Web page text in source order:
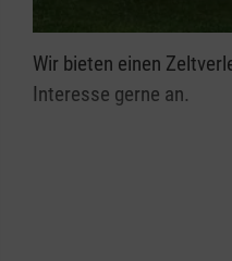
Wir bieten einen
Interesse gerne an.